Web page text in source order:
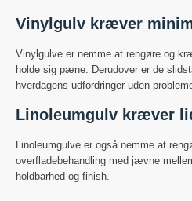
Vinylgulv kræver
Vinylgulve er nemme at rengøre og
holde sig pæne. Derudover er de
hverdagens udfordringer uden
Linoleumgulv kræver
Linoleumgulve er også nemme at
overfladebehandling med jævne
holdbarhed og finish.